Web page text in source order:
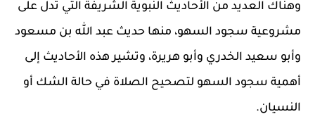
وهناك العديد من الأحاديث النبوية الشريفة التي تدل على
مشروعية سجود السهو، منها حديث عبد الله بن مسعود
وأبو سعيد الخدري وأبو هريرة، وتشير هذه الأحاديث إلى
أهمية سجود السهو لتصحيح الصلاة في حالة الشك أو
النسيان.